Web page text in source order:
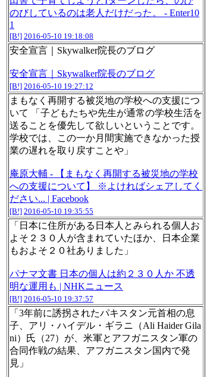
のびしているのは老人だけだった。 - Enter10
1
[B!] 2016-05-10 19:18:08
安全宣言｜Skywalker院長のブログ
安全宣言｜Skywalker院長のブログ
[B!] 2016-05-10 19:27:12
まもなく再開する被災地の学校への支援につ
いて 「子どもたちや先生が通常の学校生活を
送ることを優先して欲しいということです。
学校では、この一か月間実施できなかった授
業の遅れを取り戻すことや」
庵原大輔 - 【まもなく再開する被災地の学校
への支援について】 ※よければシェアしてく
ださい... | Facebook
[B!] 2016-05-10 19:35:55
「日本に住所がある日本人とみられる個人お
よそ２３０人が含まれていたほか、日本企業
もおよそ２０社ありました」
パナマ文書 日本の個人は約２３０人か 不透
明な運用も | NHKニュース
[B!] 2016-05-10 19:37:57
「3年前に誘拐されたパキスタン元首相の息
子、アリ・ハイデル・ギラニ（Ali Haider Gila
ni）氏（27）が、米軍とアフガニスタン軍の
合同作戦の結果、アフガニスタン国内で発
見」